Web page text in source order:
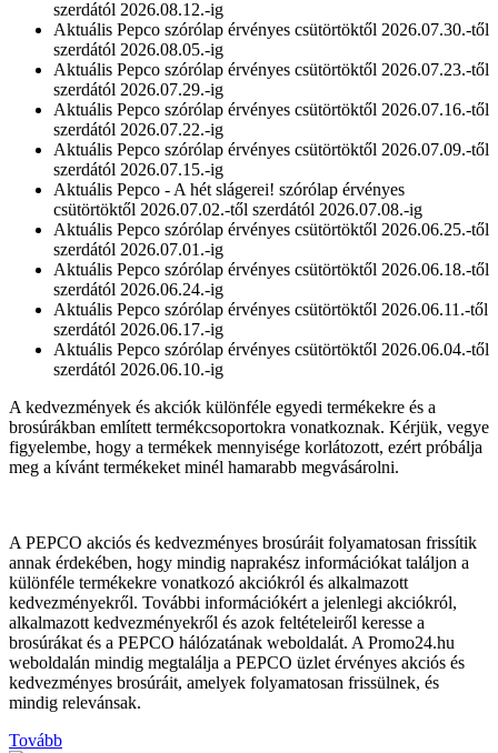
szerdától 2026.08.12.-ig
Aktuális Pepco szórólap érvényes csütörtöktől 2026.07.30.-től
szerdától 2026.08.05.-ig
Aktuális Pepco szórólap érvényes csütörtöktől 2026.07.23.-től
szerdától 2026.07.29.-ig
Aktuális Pepco szórólap érvényes csütörtöktől 2026.07.16.-től
szerdától 2026.07.22.-ig
Aktuális Pepco szórólap érvényes csütörtöktől 2026.07.09.-től
szerdától 2026.07.15.-ig
Aktuális Pepco - A hét slágerei! szórólap érvényes
csütörtöktől 2026.07.02.-től szerdától 2026.07.08.-ig
Aktuális Pepco szórólap érvényes csütörtöktől 2026.06.25.-től
szerdától 2026.07.01.-ig
Aktuális Pepco szórólap érvényes csütörtöktől 2026.06.18.-től
szerdától 2026.06.24.-ig
Aktuális Pepco szórólap érvényes csütörtöktől 2026.06.11.-től
szerdától 2026.06.17.-ig
Aktuális Pepco szórólap érvényes csütörtöktől 2026.06.04.-től
szerdától 2026.06.10.-ig
A kedvezmények és akciók különféle egyedi termékekre és a
brosúrákban említett termékcsoportokra vonatkoznak. Kérjük, vegye
figyelembe, hogy a termékek mennyisége korlátozott, ezért próbálja
meg a kívánt termékeket minél hamarabb megvásárolni.
A PEPCO akciós és kedvezményes brosúráit folyamatosan frissítik
annak érdekében, hogy mindig naprakész információkat találjon a
különféle termékekre vonatkozó akciókról és alkalmazott
kedvezményekről. További információkért a jelenlegi akciókról,
alkalmazott kedvezményekről és azok feltételeiről keresse a
brosúrákat és a PEPCO hálózatának weboldalát. A Promo24.hu
weboldalán mindig megtalálja a PEPCO üzlet érvényes akciós és
kedvezményes brosúráit, amelyek folyamatosan frissülnek, és
mindig relevánsak.
Tovább